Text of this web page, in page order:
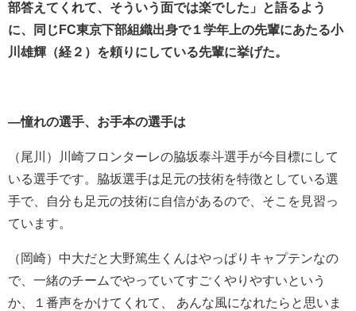
部答えてくれて、そういう面では楽でした」と語るよう
に、同じFC東京下部組織出身で１学年上の先輩にあたる小
川雄輝（経２）を頼りにしている先輩に挙げた。
―憧れの選手、お手本の選手は
（尾川）川崎フロンターレの脇坂泰斗選手が今目標にして
いる選手です。
脇坂選手は足元の技術を特徴としている選
手で、自分も足元の技術に自信があるので、そこを見習っ
ています。
（岡崎）中大だと 大野篤生くんはやっぱりキャプテンなの
で、一緒のチームでやっていてすごくやりやすいという
か、１番声をかけてくれて、 あんな風になれたらと思いま